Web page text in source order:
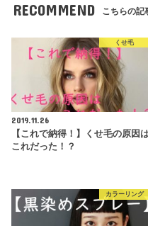
RECOMMEND こちらの記
くせ毛
2019.11.26
【これで納得！】くせ毛の原因
これだった！？
カラーリング